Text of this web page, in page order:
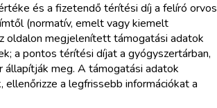
és a fizetendő térítési díj a felíró orvos
(normatív, emelt vagy kiemelt
oldalon megjelenített támogatási adatok
a pontos térítési díjat a gyógyszertárban,
állapítják meg. A támogatási adatok
ellenőrizze a legfrissebb információkat a